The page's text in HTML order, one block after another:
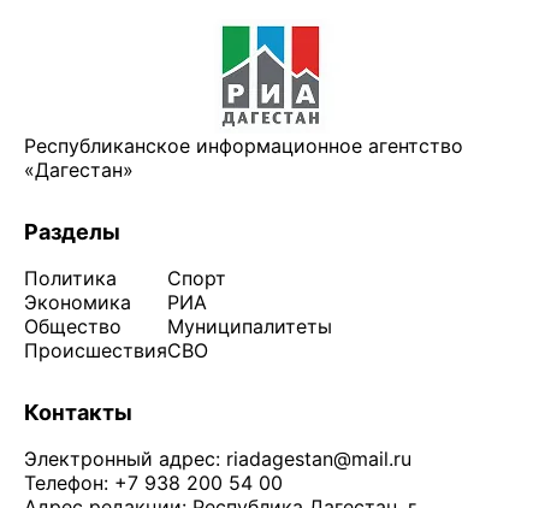
Республиканское информационное агентство
«Дагестан»
Разделы
Политика
Экономика
Общество
Происшествия
Спорт
РИА
Муниципалитеты
СВО
Контакты
Электронный адрес: riadagestan@mail.ru
Телефон: +7 938 200 54 00